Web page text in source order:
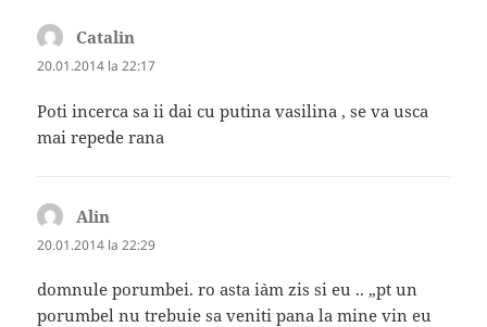
Catalin
20.01.2014 la 22:17
Poti incerca sa ii dai cu putina vasilina , se va usca
mai repede rana
Alin
20.01.2014 la 22:29
domnule porumbei. ro asta i`am zis si eu .. „pt un
porumbel nu trebuie sa veniti pana la mine vin eu